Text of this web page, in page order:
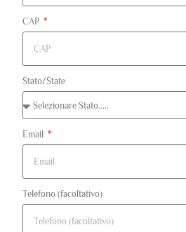
CAP
Stato/State
Email
Telefono (facoltativo)